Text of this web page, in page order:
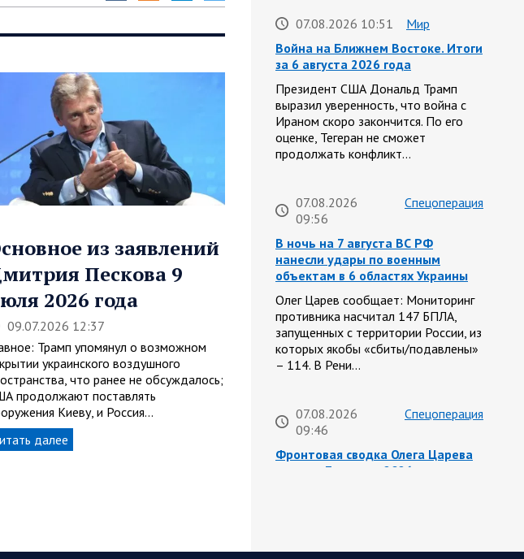
из заявлений
Пескова 9
2026 года
09.07.2026 12:37
Трамп упомянул о возможном
украинского воздушного
что ранее не обсуждалось;
продолжают поставлять
Киеву, и Россия…
далее
07.08.2026 10:51
Мир
Война на Ближнем Востоке. Итоги
за 6 августа 2026 года
Президент США Дональд Трамп
выразил уверенность, что война с
Ираном скоро закончится. По его
оценке, Тегеран не сможет
продолжать конфликт…
07.08.2026
09:56
Спецоперация
В ночь на 7 августа ВС РФ
нанесли удары по военным
объектам в 6 областях Украины
Олег Царев сообщает: Мониторинг
противника насчитал 147 БПЛА,
запущенных с территории России, из
которых якобы «сбиты/подавлены»
– 114. В Рени…
07.08.2026
09:46
Спецоперация
Фронтовая сводка Олега Царева
на утро 7 августа 2026 года